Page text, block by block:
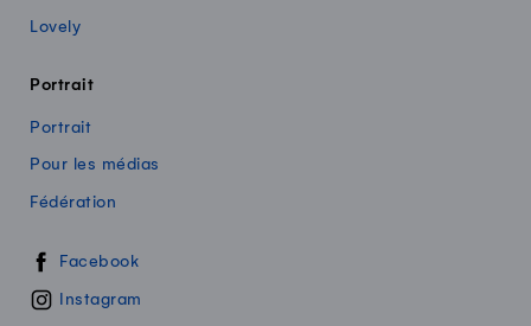
Lovely
Portrait
Portrait
Pour les médias
Fédération
Swissmilk sur les réseaux sociaux
Facebook
Instagram